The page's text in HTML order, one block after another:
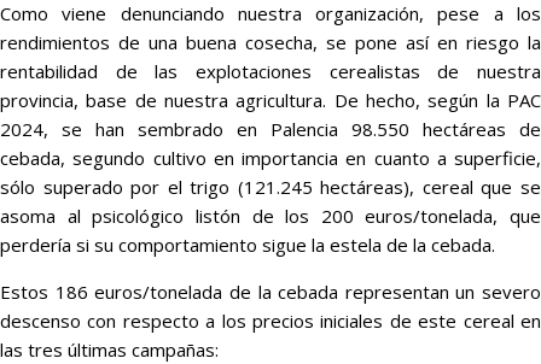
Como viene denunciando nuestra organización, pese a los
rendimientos de una buena cosecha, se pone así en riesgo la
rentabilidad de las explotaciones cerealistas de nuestra
provincia, base de nuestra agricultura. De hecho, según la PAC
2024, se han sembrado en Palencia 98.550 hectáreas de
cebada, segundo cultivo en importancia en cuanto a superficie,
sólo superado por el trigo (121.245 hectáreas), cereal que se
asoma al psicológico listón de los 200 euros/tonelada, que
perdería si su comportamiento sigue la estela de la cebada.
Estos 186 euros/tonelada de la cebada representan un severo
descenso con respecto a los precios iniciales de este cereal en
las tres últimas campañas: